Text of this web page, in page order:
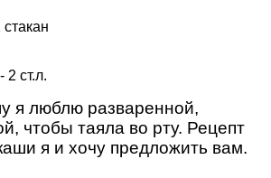
стакан
2 ст.л.
я люблю разваренной,
чтобы таяла во рту. Рецепт
я и хочу предложить вам.